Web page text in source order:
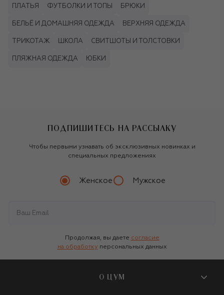
ПЛАТЬЯ ФУТБОЛКИ И ТОПЫ БРЮКИ
БЕЛЬЁ И ДОМАШНЯЯ ОДЕЖДА ВЕРХНЯЯ ОДЕЖДА
ТРИКОТАЖ ШКОЛА СВИТШОТЫ И ТОЛСТОВКИ
ПЛЯЖНАЯ ОДЕЖДА ЮБКИ
ПОДПИШИТЕСЬ НА РАССЫЛКУ
Чтобы первыми узнавать об эксклюзивных новинках и
специальных предложениях
Женское Мужское
Продолжая, вы даете согласие
на обработку персональных данных
О ЦУМ